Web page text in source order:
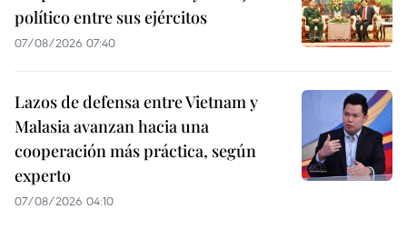
político entre sus ejércitos
07/08/2026 07:40
Lazos de defensa entre Vietnam y
Malasia avanzan hacia una
cooperación más práctica, según
experto
07/08/2026 04:10